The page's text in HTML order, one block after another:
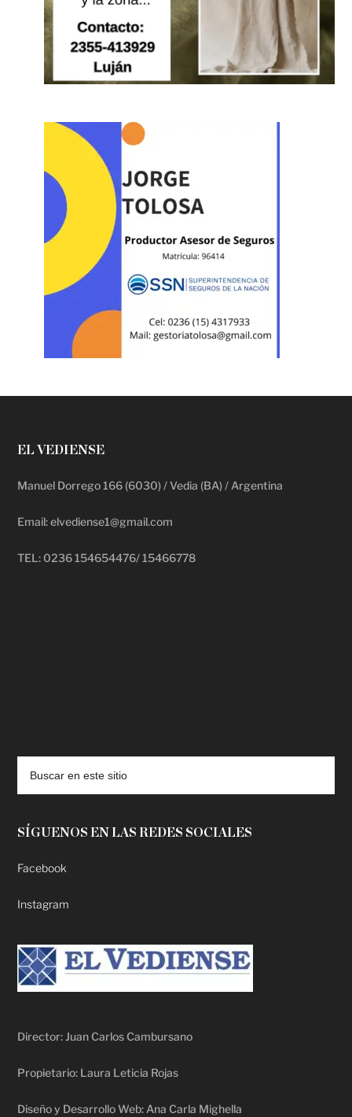
EL VEDIENSE
Manuel Dorrego 166 (6030) / Vedia (BA) / Argentina
Email: elvediense1@gmail.com
TEL: 0236 154654476/ 15466778
SÍGUENOS EN LAS REDES SOCIALES
Facebook
Instagram
Director: Juan Carlos Cambursano
Propietario: Laura Leticia Rojas
Diseño y Desarrollo Web: Ana Carla Mighella